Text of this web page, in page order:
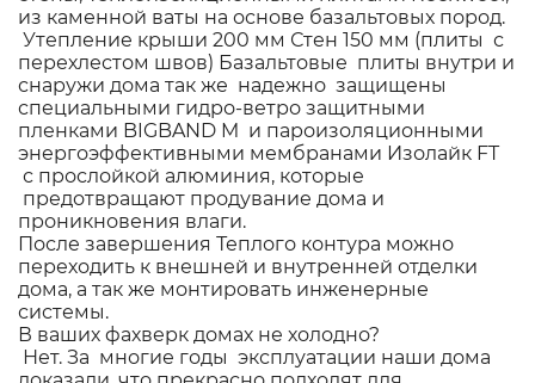
из каменной ваты на основе базальтовых пород.
Утепление крыши 200 мм Стен 150 мм (плиты с
перехлестом швов) Базальтовые плиты внутри и
снаружи дома так же надежно защищены
специальными гидро-ветро защитными
пленками BIGBAND M и пароизоляционными
энергоэффективными мембранами Изолайк FT
с прослойкой алюминия, которые
предотвращают продувание дома и
проникновения влаги.
После завершения Теплого контура можно
переходить к внешней и внутренней отделки
дома, а так же монтировать инженерные
системы.
В ваших фахверк домах не холодно?
Нет. За многие годы эксплуатации наши дома